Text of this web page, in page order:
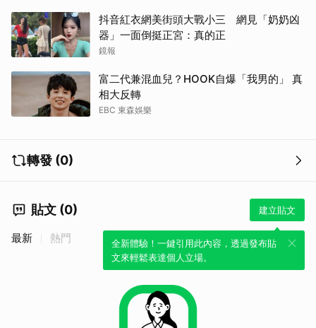
抖音紅衣網美街頭大戰小三 網見「奶奶凶
器」一面倒挺正宮：真的正
鏡報
富二代兼混血兒？HOOK自爆「我男的」 真
相大反轉
EBC 東森娛樂
轉發 (0)
貼文 (0) 建立貼文
全新體驗！一鍵引用此內容，透過發布貼
文來輕鬆表達個人立場。
最新 熱門